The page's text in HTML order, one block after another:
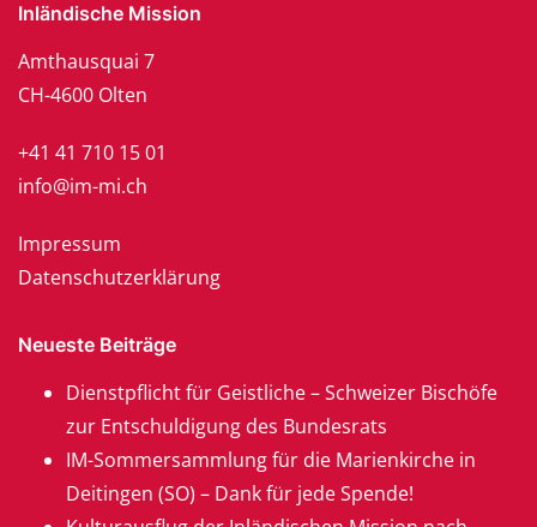
Inländische Mission
Amthausquai 7
CH-4600 Olten
+41 41 710 15 01
info@im-mi.ch
Impressum
Datenschutzerklärung
Neueste Beiträge
Dienstpflicht für Geistliche – Schweizer Bischöfe
zur Entschuldigung des Bundesrats
IM-Sommersammlung für die Marienkirche in
Deitingen (SO) – Dank für jede Spende!